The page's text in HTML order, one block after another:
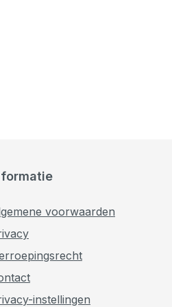
voorwaarden
instellingen